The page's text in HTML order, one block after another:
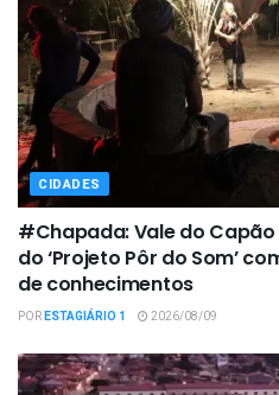
CIDADES
#Chapada: Vale do
do ‘Projeto Pôr do Som’
de conhecimentos
PORESTAGIÁRIO 1 2026/08/09